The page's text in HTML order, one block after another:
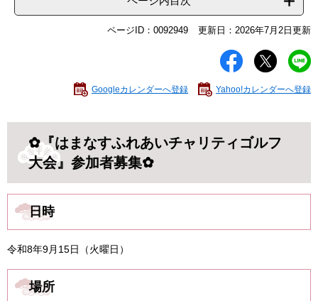
ページID：0092949 更新日：2026年7月2日更新
Googleカレンダーへ登録 Yahoo!カレンダーへ登録
✿『はまなすふれあいチャリティゴルフ
大会』参加者募集✿
日時
令和8年9月15日（火曜日）
場所